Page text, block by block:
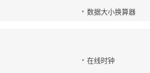
数据大小换算器
在线时钟